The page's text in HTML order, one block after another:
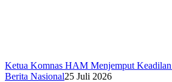
Ketua Komnas HAM Menjemput
Berita Nasional25 Juli 2026